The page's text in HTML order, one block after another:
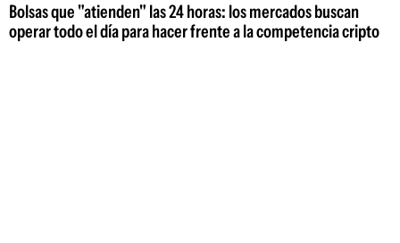
Bolsas que "atienden" las 24 horas: los mercados buscan
operar todo el día para hacer frente a la competencia cripto